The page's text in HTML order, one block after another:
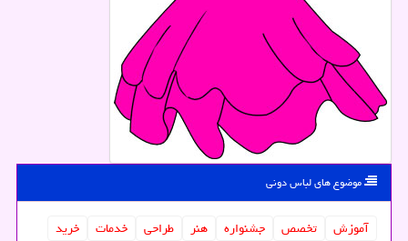
موضوع های لباس دونی
آموزش تخصص جشنواره هنر طراحی خدمات
خرید